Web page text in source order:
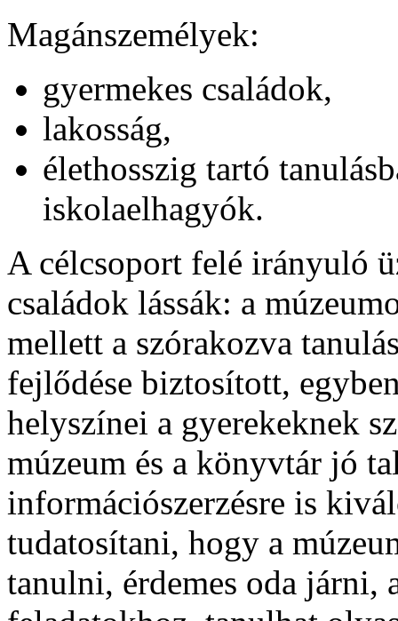
Magánszemélyek:
gyermekes családok,
lakosság,
élethosszig tartó
iskolaelhagyók.
A célcsoport felé irányuló
családok lássák: a
mellett a szórakozva
fejlődése biztosított,
helyszínei a gyerekeknek
múzeum és a könyvtár jó
információszerzésre is
tudatosítani, hogy a
tanulni, érdemes oda járni,